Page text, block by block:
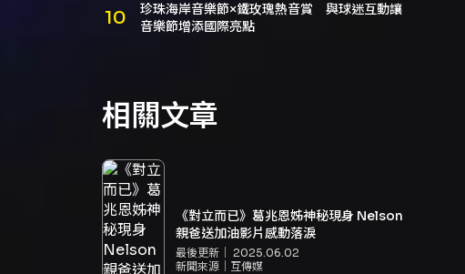
珍珠海岸音樂節×鐵玫瑰熱音賞 與球迷互動讓
音樂節增添國際亮點
相關文章
《對立而已》葛兆恩姊神秘現身 Nelson
親爸送加油影片感動落淚
最後更新｜ 2025.06.02
新聞來源｜ 互傳媒